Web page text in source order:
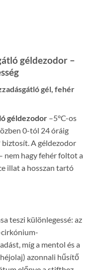
géldezodor –
gél, fehér
géldezodor –5°C-os
0-tól 24 óráig
biztosít. A géldezodor
hagy fehér foltot a
illat a hosszan tartó
teszi különlegessé: az
míg a mentol és a
azonnali hűsítő